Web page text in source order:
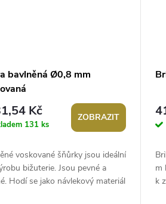
bavlněná Ø0,8 mm
Kč
131 ks
ZOBRAZIT
voskované šňůrky jsou ideální
bižuterie. Jsou pevné a
Hodí se jako návlekový materiál
m
k